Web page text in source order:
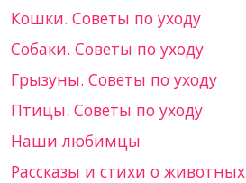
Кошки. Советы по уходу
Собаки. Советы по уходу
Грызуны. Советы по уходу
Птицы. Советы по уходу
Наши любимцы
Рассказы и стихи о животных